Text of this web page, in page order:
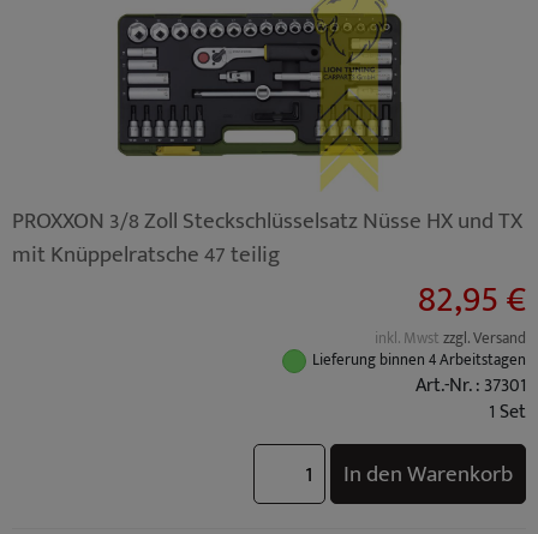
PROXXON 3/8 Zoll Steckschlüsselsatz Nüsse HX und TX
mit Knüppelratsche 47 teilig
82,95 €
inkl. Mwstzzgl. Versand
Lieferung binnen 4 Arbeitstagen
Art.-Nr. : 37301
1 Set
In den Warenkorb